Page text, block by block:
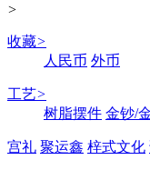
>
收藏>
人民币 外币
工艺>
树脂摆件 金钞/
宫礼 聚运鑫 梓式文化